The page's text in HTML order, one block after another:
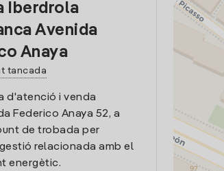
Iberdrola
Avenida
Anaya
tancada
d'atenció i venda
Federico Anaya 52, a
de trobada per
relacionada amb el
energètic.